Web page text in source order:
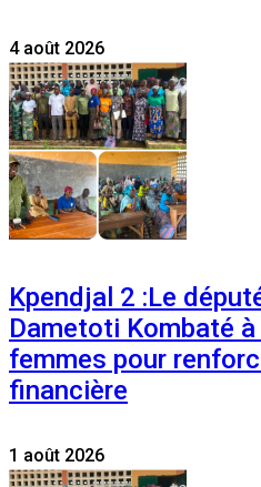
4 août 2026
Kpendjal 2 :Le
Dametoti Kombaté à
femmes pour
financière
1 août 2026